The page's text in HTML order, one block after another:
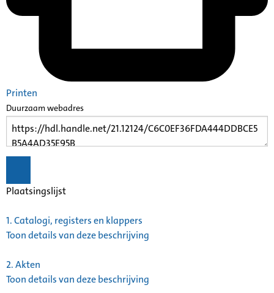
Printen
Duurzaam webadres
Plaatsingslijst
1.Catalogi, registers en klappers
Toon details van deze beschrijving
2.Akten
Toon details van deze beschrijving